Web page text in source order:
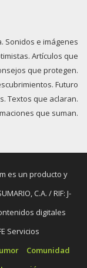
Sonidos e imágenes
Artículos que
que protegen.
Futuro
Textos que aclaran.
que suman.
es un producto y
C.A. / RIF: J-
digitales
Servicios
Comunidad